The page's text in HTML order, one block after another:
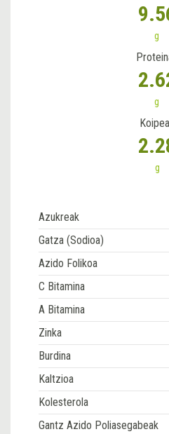
g
g
g
Azukreak
Gatza (Sodioa)
Azido Folikoa
C Bitamina
A Bitamina
Zinka
Burdina
Kaltzioa
Kolesterola
Gantz Azido Poliasegabeak